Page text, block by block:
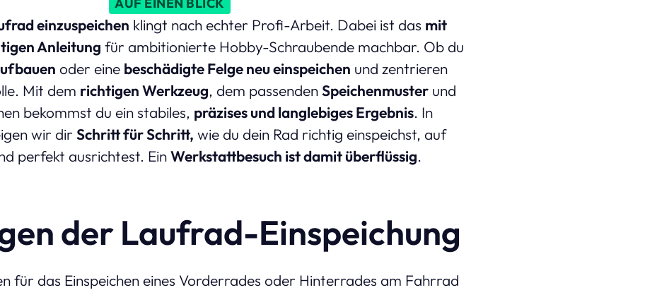
einzuspeichen klingt nach echter Profi-Arbeit. Dabei ist das mit
Anleitung für ambitionierte Hobby-Schraubende machbar. Ob du
oder eine beschädigte Felge neu einspeichen und zentrieren
Mit dem richtigen Werkzeug, dem passendenSpeichenmusterund
bekommst du ein stabiles, präzises und langlebiges Ergebnis. In
wir dir Schritt für Schritt, wie du dein Rad richtig einspeichst, auf
perfekt ausrichtest. EinWerkstattbesuch ist damit überflüssig.
der Laufrad-Einspeichung
für das Einspeichen eines Vorderrades oder Hinterrades am Fahrrad